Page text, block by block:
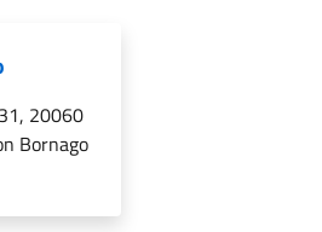
20060
Bornago